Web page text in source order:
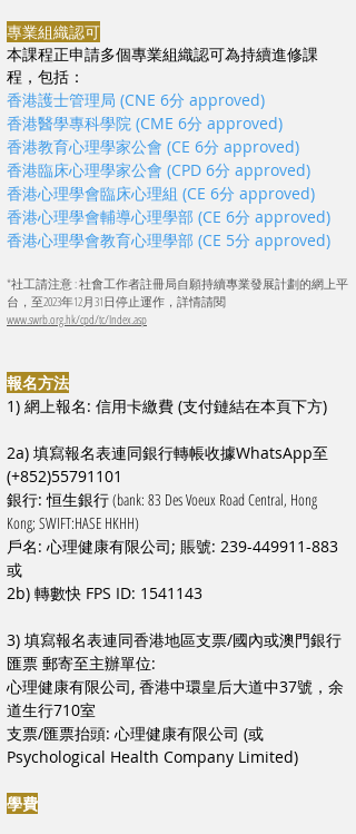
專業組織認可
本課程正申請多個專業組織認可為持續進修課
程，包括：
香港護士管理局 (CNE 6分 approved)
香港醫學專科學院 (CME 6分 approved)
香港教育心理學家公會 (CE 6分 approved)
香港臨床心理學家公會 (CPD 6分 approved)
香港心理學會臨床心理組 (CE 6分 approved)
香港心理學會輔導心理學部 (CE 6分 approved)
香港心理學會教育心理學部 (CE 5分 approved)
*社工請注意 : 社會工作者註冊局自願持續專業發展計劃的網上平
台，至2023年12月31日停止運作，詳情請閱
www.swrb.org.hk/cpd/tc/Index.asp
報名方法
1) 網上報名: 信用卡繳費 (支付鏈結在本頁下方)
2a) 填寫報名表連同銀行轉帳收據WhatsApp至
(+852)55791101
銀行: 恒生銀行(bank: 83 Des Voeux Road Central, Hong
Kong; SWIFT:HASE HKHH)
戶名: 心理健康有限公司; 賬號: 239-449911-883
或
2b) 轉數快 FPS ID: 1541143
3) 填寫報名表連同香港地區支票/國內或澳門銀行
匯票 郵寄至主辦單位:
心理健康有限公司, 香港中環皇后大道中37號，余
道生行710室
支票/匯票抬頭: 心理健康有限公司 (或
Psychological Health Company Limited)
學費